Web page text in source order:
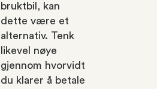
bruktbil, kan
dette være et
alternativ. Tenk
likevel nøye
gjennom hvorvidt
du klarer å betale